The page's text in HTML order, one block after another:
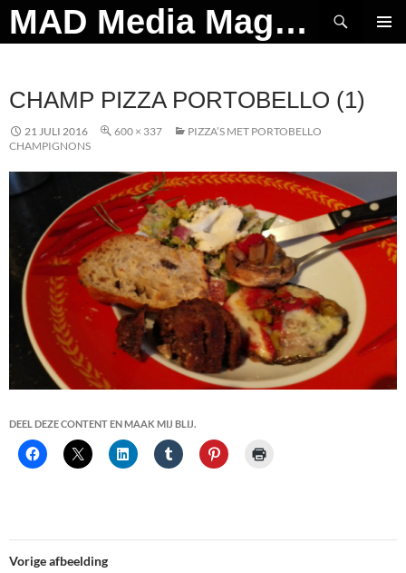
Ga
naar
MAD Media Magazine
Zoeken
CHAMP PIZZA PORTOBELLO (1)
21 JULI 2016 600 × 337
PIZZA’S MET PORTOBELLO
CHAMPIGNONS
DEEL DEZE CONTENT EN MAAK MIJ BLIJ.
Vorige afbeelding